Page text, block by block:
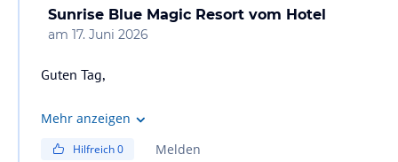
Sunrise Blue Magic Resort vom Hotel
am 17. Juni 2026
Guten Tag,
Laut unserem All-Inclusive-Konzept ist die Snack Bar
Mehr anzeigen
Hilfreich0 Melden